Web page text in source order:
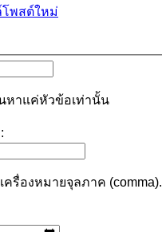
โพสต์ใหม่
หาแค่หัวข้อเท่านั้น
ครื่องหมายจุลภาค (comma).